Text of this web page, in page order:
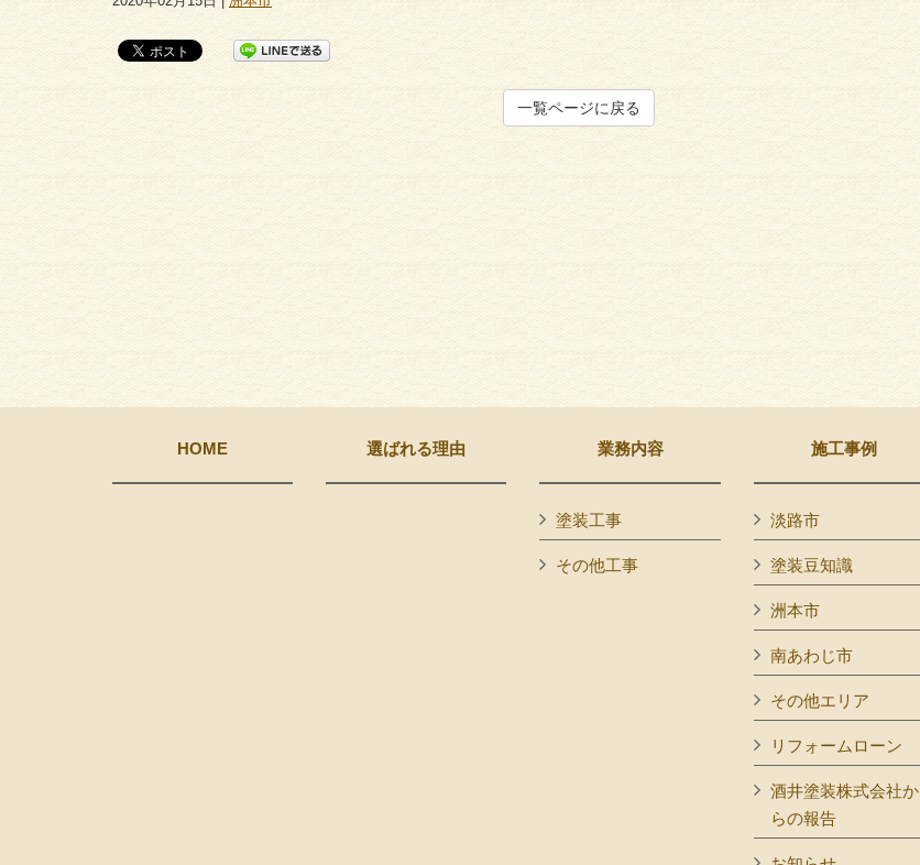
一覧ページに戻る
HOME 選ばれる理由 業務内容
塗装工事
その他工事
施工事例
淡路市
塗装豆知識
洲本市
南あわじ市
その他エリア
リフォームローン
酒井塗装株式会社か
らの報告